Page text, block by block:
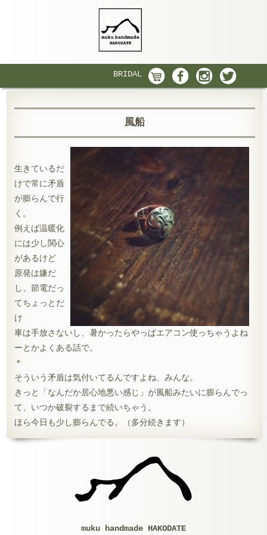
BRIDAL
風船
生きているだ
けで常に矛盾
が膨らんで行
く。
例えば温暖化
には少し関心
があるけど
原発は嫌だ
し、節電だっ
てちょっとだ
け
車は手放さないし、暑かったらやっぱエアコン使っちゃうよね
ーとかよくある話で。
＊
そういう矛盾は気付いてるんですよね、みんな。
きっと「なんだか居心地悪い感じ」が風船みたいに膨らんでっ
て、いつか破裂するまで続いちゃう。
ほら今日も少し膨らんでる。（多分続きます）
muku handmade HAKODATE